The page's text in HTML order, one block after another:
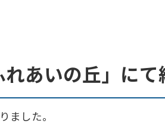
あいの丘」にて
ました。